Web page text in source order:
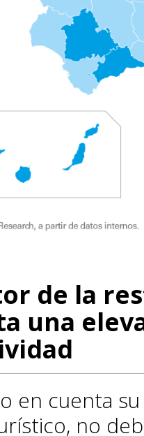
de la
una
en cuenta
no